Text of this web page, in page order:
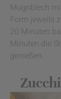
Mugnblech
Form jeweils
20 Minuten
Minuten die
genießen.